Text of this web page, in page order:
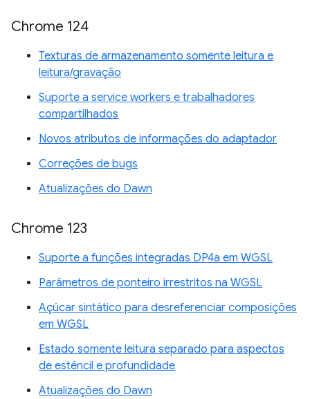
Chrome 124
Texturas de armazenamento somente leitura e
leitura/gravação
Suporte a service workers e trabalhadores
compartilhados
Novos atributos de informações do adaptador
Correções de bugs
Atualizações do Dawn
Chrome 123
Suporte a funções integradas DP4a em WGSL
Parâmetros de ponteiro irrestritos na WGSL
Açúcar sintático para desreferenciar composições
em WGSL
Estado somente leitura separado para aspectos
de estêncil e profundidade
Atualizações do Dawn